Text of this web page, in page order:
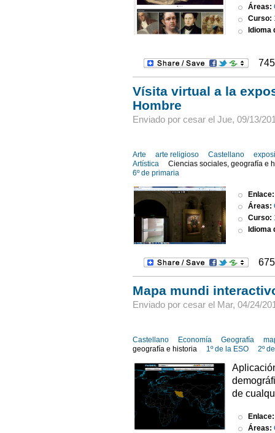
Áreas:
Curso:
Vísita virtual a la
Hombre
Enviado por cesar el Jue, 09/13/
Arte arte religioso Castellano
Artística
Ciencias sociales, geografía e
6º de primaria
Áreas:
Curso:
Mapa mundi
Enviado por cesar el Mar, 04/24/
Castellano Economía Geografía
geografía e historia
1º de la ESO 2º
de
Áreas: